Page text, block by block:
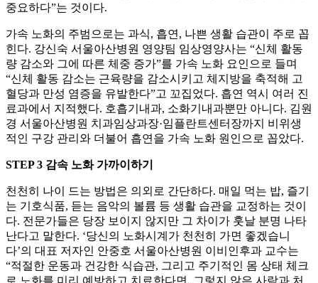
중요하다”는 것이다.
가속 노화의 주범으로는 과식, 흡연, 나쁜 생활 습관이 주로 꼽
힌다. 강신숙 서울아산병원 영양팀 임상영양사는 “신체 활동
량 감소와 그에 따른 체중 증가”를 가속 노화 요인으로 들며
“신체 활동 감소는 근육량을 감소시키고 체지방을 축적해 고
혈당과 만성 염증을 유발한다”고 꼬집었다. 흡연 역시 여러 진
료과에서 지적했다. 호흡기내과, 소화기내과뿐만 아니다. 김원
경 서울아산병원 치과임상과장·임플란트센터장까지 비위생
적인 구강 관리와 더불어 흡연을 가속 노화 원인으로 꼽았다.
STEP 3 감속 노화 가까이하기
천천히 나이 드는 방법은 의외로 간단하다. 매일 먹는 밥, 즐기
는 기호식품, 듣는 음악의 볼륨 등 생활 습관을 교정하는 것이
다. 전문가들은 당장 보이지 않지만 그 차이가 훗날 분명 나타
난다고 말한다. ‘당신의 노화시계가 천천히 가면 좋겠습니
다’의 대표 저자인 안중호 서울아산병원 이비인후과 교수는
“적절한 운동과 건강한 식습관, 그리고 주기적인 몸 상태 체크